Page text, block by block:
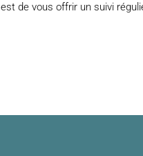
est de vous offrir un suivi